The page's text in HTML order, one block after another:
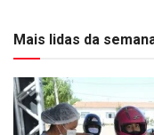
Mais lidas da